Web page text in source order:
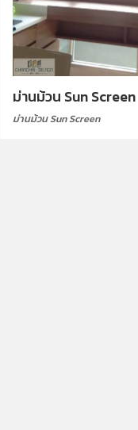
ม่านม้วน Sun Screen
ม่านม้วน Sun Screen